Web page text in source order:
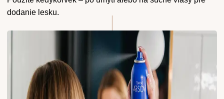
2
dodanie lesku.